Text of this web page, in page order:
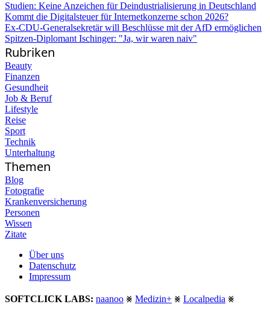
Studien: Keine Anzeichen für Deindustrialisierung in Deutschland
Kommt die Digitalsteuer für Internetkonzerne schon 2026?
Ex-CDU-Generalsekretär will Beschlüsse mit der AfD ermöglichen
Spitzen-Diplomant Ischinger: "Ja, wir waren naiv"
Rubriken
Beauty
Finanzen
Gesundheit
Job & Beruf
Lifestyle
Reise
Sport
Technik
Unterhaltung
Themen
Blog
Fotografie
Krankenversicherung
Personen
Wissen
Zitate
Über uns
Datenschutz
Impressum
SOFTCLICK LABS: naanoo ⨳ Medizin+ ⨳ Localpedia ⨳